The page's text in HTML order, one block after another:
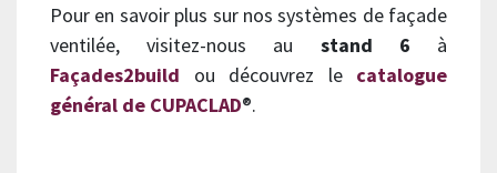
Pour en savoir plus sur nos systèmes de façade
ventilée, visitez-nous au stand 6 à
Façades2build ou découvrez le catalogue
général de CUPACLAD®.